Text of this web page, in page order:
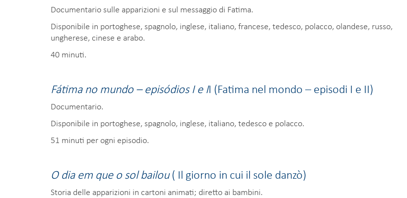
Documentario sulle apparizioni e sul messaggio di Fatima.
Disponibile in portoghese, spagnolo, inglese, italiano, francese, tedesco, polacco, olandese, russo,
ungherese, cinese e arabo.
40 minuti.
Fátima no mundo – episódios I e II (Fatima nel mondo – episodi I e II)
Documentario.
Disponibile in portoghese, spagnolo, inglese, italiano, tedesco e polacco.
51 minuti per ogni episodio.
O dia em que o sol bailou( Il giorno in cui il sole danzò)
Storia delle apparizioni in cartoni animati; diretto ai bambini.